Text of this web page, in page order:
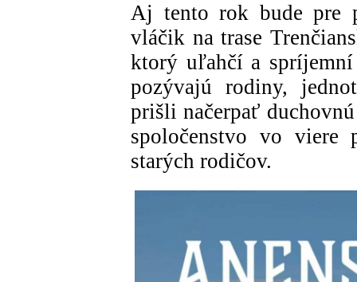
Aj tento rok bude pre
vláčik na trase
ktorý uľahčí a spríjemní
pozývajú rodiny,
prišli načerpať
spoločenstvo vo viere
starých rodičov.